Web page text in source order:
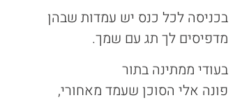
בכניסה לכל כנס יש עמדות שבהן
מדפיסים לך תג עם שמך.
בעודי ממתינה בתור
פונה אלי הסוכן שעמד מאחורי,